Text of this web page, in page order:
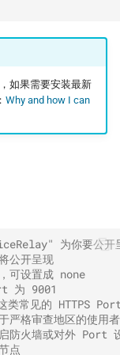
如果需要安装最新
Why and how I can
为你要公开
公开呈现
可设置成 none
为 9001
类常见的 HTTPS
严格审查地区的使用
防火墙或对外 Port
点